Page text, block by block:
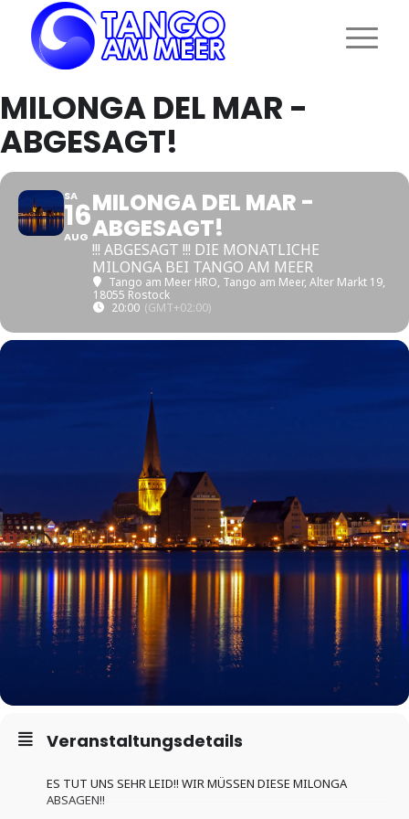
MILONGA DEL MAR -
ABGESAGT!
SA
16
AUG
MILONGA DEL MAR -
ABGESAGT!
!!! ABGESAGT !!! DIE MONATLICHE
MILONGA BEI TANGO AM MEER
Tango am Meer HRO, Tango am Meer, Alter Markt 19,
18055 Rostock
20:00 (GMT+02:00)
Veranstaltungsdetails
ES TUT UNS SEHR LEID!! WIR MÜSSEN DIESE MILONGA
ABSAGEN!!